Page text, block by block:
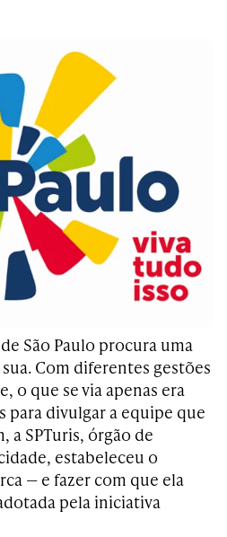
São Paulo procura uma
Com diferentes gestões
o que se via apenas era
para divulgar a equipe que
a SPTuris, órgão de
estabeleceu o
— e fazer com que ela
pela iniciativa